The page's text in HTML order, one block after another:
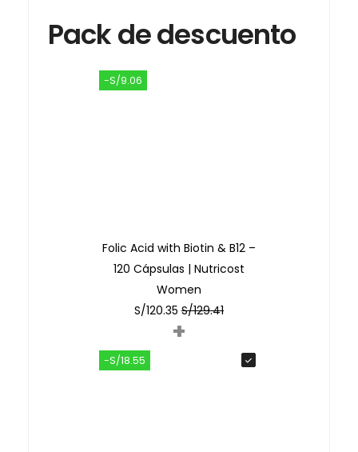
Pack de descuento
-S/9.06
Folic Acid with Biotin & B12 –
120 Cápsulas | Nutricost
Women
S/120.35 S/129.41
+
-S/18.55